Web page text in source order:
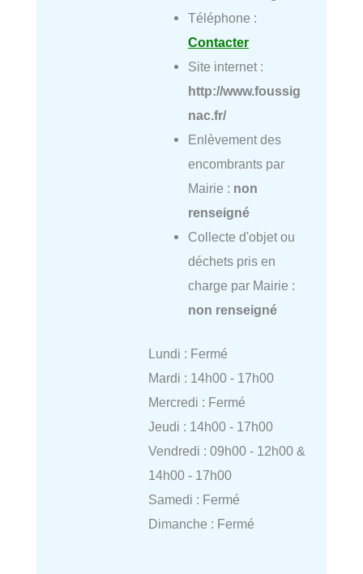
Téléphone :
Contacter
Site internet :
http://www.foussig
nac.fr/
Enlèvement des
encombrants par
Mairie : non
renseigné
Collecte d'objet ou
déchets pris en
charge par Mairie :
non renseigné
Lundi : Fermé
Mardi : 14h00 - 17h00
Mercredi : Fermé
Jeudi : 14h00 - 17h00
Vendredi : 09h00 - 12h00 &
14h00 - 17h00
Samedi : Fermé
Dimanche : Fermé